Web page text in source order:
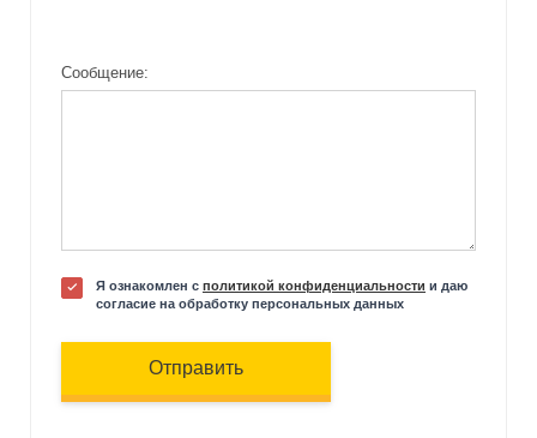
Сообщение:
Я ознакомлен с политикой конфиденциальности и даю
согласие на обработку персональных данных
Отправить